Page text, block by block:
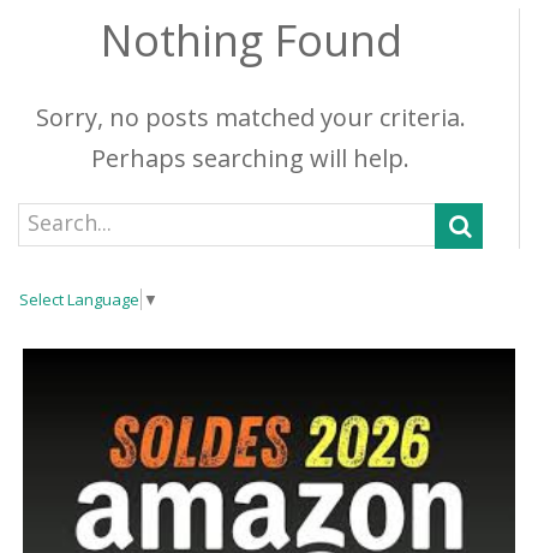
Nothing Found
Sorry, no posts matched your criteria.
Perhaps searching will help.
Select Language ▼